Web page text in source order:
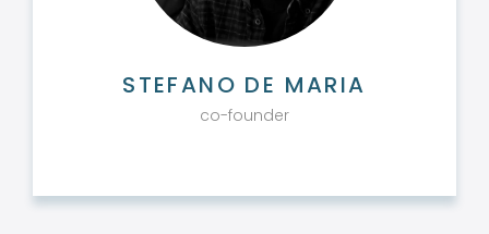
STEFANO DE MARIA
co-founder